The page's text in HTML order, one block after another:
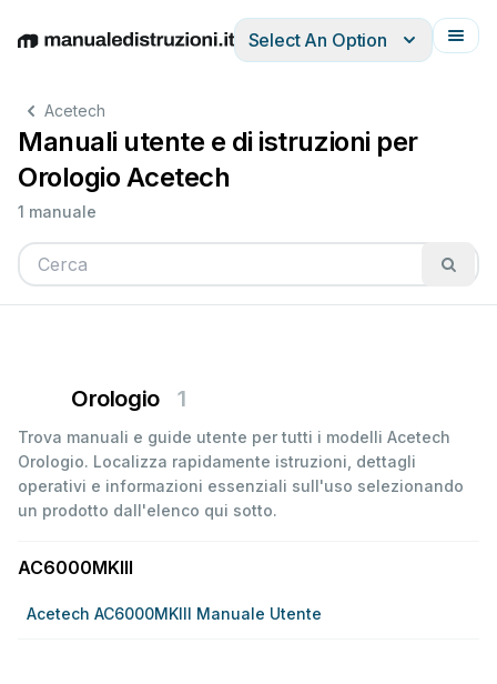
EnglishDeutschEspañolItalianoFrançais
Select An Option
Acetech
Manuali utente e di istruzioni per
Orologio Acetech
1 manuale
Orologio 1
Trova manuali e guide utente per tutti i modelli Acetech
Orologio. Localizza rapidamente istruzioni, dettagli
operativi e informazioni essenziali sull'uso selezionando
un prodotto dall'elenco qui sotto.
AC6000MKIII
Acetech AC6000MKIII Manuale Utente